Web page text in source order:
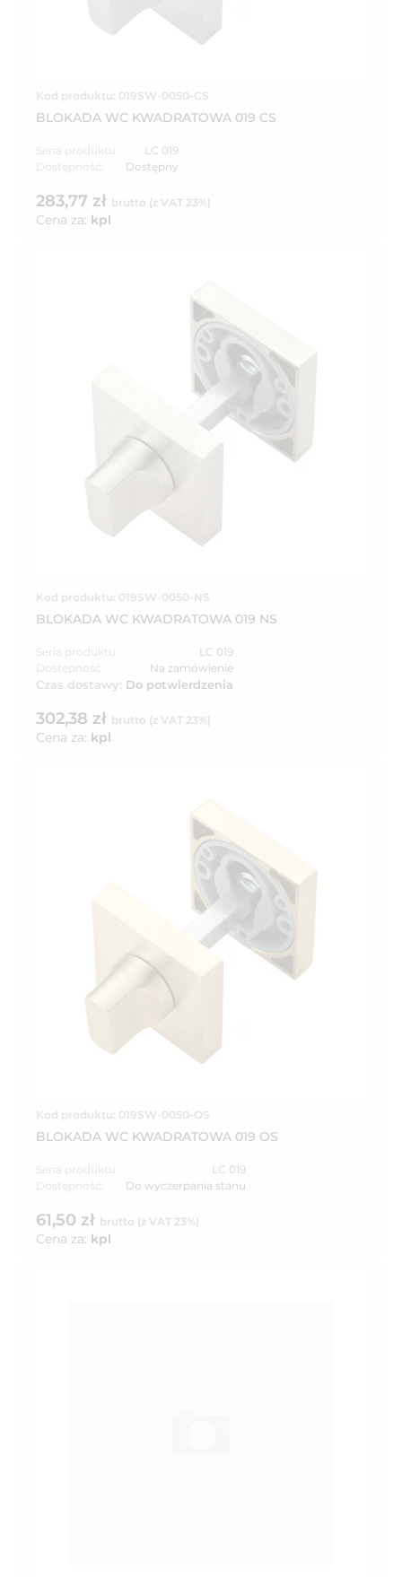
Kod produktu: 019SW-0050-CS
BLOKADA WC KWADRATOWA 019 CS
Seria produktu:
LC 019
Dostępność:
Dostępny
283,77 zł brutto (z VAT 23%)
Cena za: kpl
Kod produktu: 019SW-0050-NS
BLOKADA WC KWADRATOWA 019 NS
Seria produktu:
LC 019
Dostępność:
Na zamówienie
Czas dostawy: Do potwierdzenia
302,38 zł brutto (z VAT 23%)
Cena za: kpl
Kod produktu: 019SW-0050-OS
BLOKADA WC KWADRATOWA 019 OS
Seria produktu:
LC 019
Dostępność:
Do wyczerpania stanu
61,50 zł brutto (z VAT 23%)
Cena za: kpl